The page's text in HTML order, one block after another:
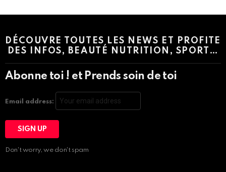
DÉCOUVRE TOUTES LES NEWS ET PROFITE
DES INFOS, BEAUTÉ NUTRITION, SPORT…
Abonne toi ! et Prends soin de toi
Email address:
Don't worry, we don't spam